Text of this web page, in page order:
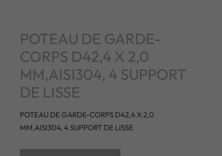
POTEAU DE GARDE-
CORPS D42,4 X 2,0
MM,AISI304, 4 SUPPORT
DE LISSE
POTEAU DE GARDE-CORPS D42,4 X 2,0
MM,AISI304, 4 SUPPORT DE LISSE